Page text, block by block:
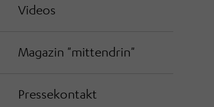
Videos
Magazin "mittendrin"
Pressekontakt